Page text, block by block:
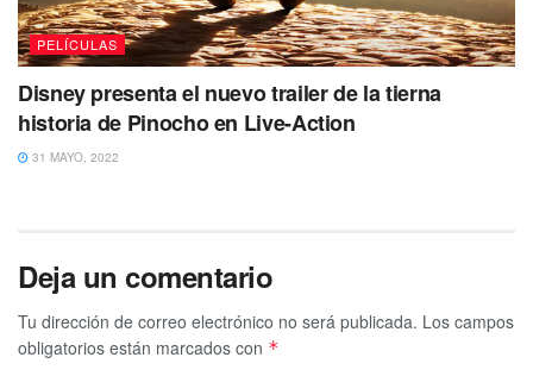
PELÍCULAS
Disney presenta el nuevo trailer de la tierna
historia de Pinocho en Live-Action
31 MAYO, 2022
Deja un comentario
Tu dirección de correo electrónico no será publicada. Los campos
obligatorios están marcados con *